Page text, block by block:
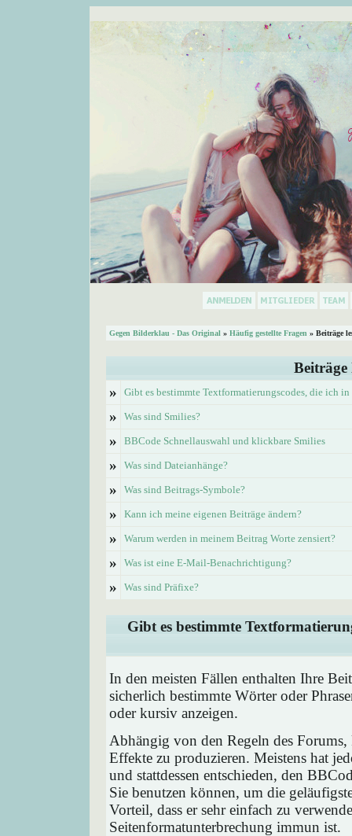
Gegen Bilderklau - Das Original » Häufig gestellte Fragen » Beiträge
Beiträge
»
Gibt es bestimmte Textformatierungscodes, die ich
» Was sind Smilies?
» BBCode Schnellauswahl und klickbare Smilies
» Was sind Dateianhänge?
» Was sind Beitrags-Symbole?
» Kann ich meine eigenen Beiträge ändern?
» Warum werden in meinem Beitrag Worte zensiert?
» Was ist eine E-Mail-Benachrichtigung?
» Was sind Präfixe?
Gibt es bestimmte
In den meisten Fällen enthalten Ihre
sicherlich bestimmte Wörter oder
oder kursiv anzeigen.
Abhängig von den Regeln des
Effekte zu produzieren. Meistens hat
und stattdessen entschieden, den
Sie benutzen können, um die
Vorteil, dass er sehr einfach zu
Seitenformatunterbrechung immun ist.